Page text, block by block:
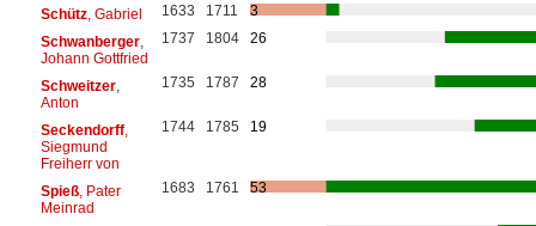
Schütz, Gabriel 1633 1711
3
Schwanberger,
Johann Gottfried
1737 1804 26
Schweitzer,
Anton
1735 1787 28
Seckendorff,
Siegmund
Freiherr von
1744 1785 19
Spieß, Pater
Meinrad
1683 1761 53